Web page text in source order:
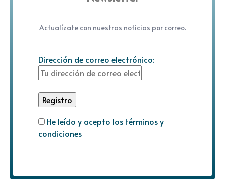
Actualízate con nuestras noticias por correo.
Dirección de correo electrónico:
He leído y acepto los términos y
condiciones